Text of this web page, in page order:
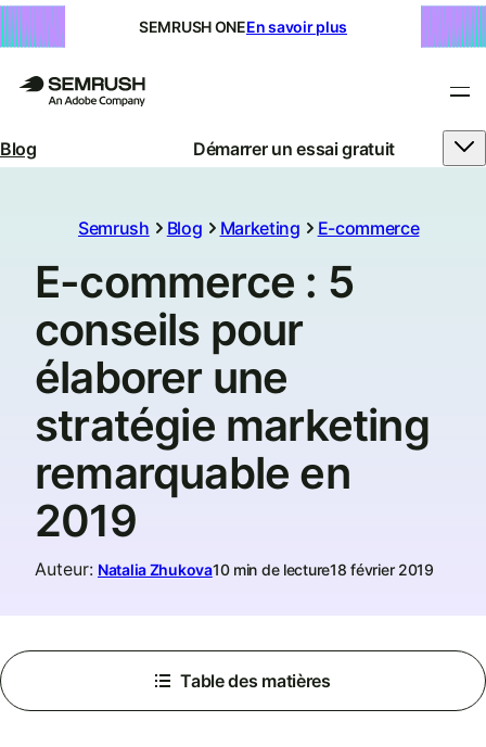
SEMRUSH ONEEn savoir plus
Blog Démarrer un essai gratuit
Semrush Blog Marketing E-commerce
E-commerce : 5
conseils pour
élaborer une
stratégie marketing
remarquable en
2019
Auteur: Natalia Zhukova10 min de lecture18 février 2019
Table des matières